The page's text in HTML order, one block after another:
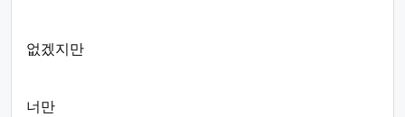
없겠지만
너만